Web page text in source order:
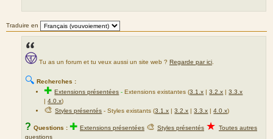
Traduire en
Tu as un forum et tu veux aussi un site web ? Regarde par ici.
🔍 Recherches :
✚Extensions présentées -Extensions existantes (3.1.x |3.2.x |3.3.x
|4.0.x)
🎨Styles présentés - Styles existants (3.1.x |3.2.x |3.3.x |4.0.x)
? Questions : ✚ Extensions présentées 🎨 Styles présentés ★ Toutes autres
questions